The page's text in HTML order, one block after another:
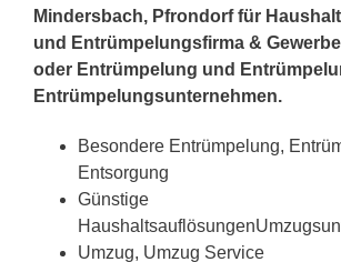
Mindersbach, Pfrondorf für
und Entrümpelungsfirma &
oder Entrümpelung und
Entrümpelungsunternehmen.
Besondere Entrümpelung,
Entsorgung
Günstige
Umzug, Umzug Service